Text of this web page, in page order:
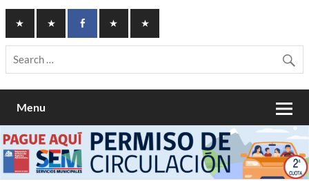
Menu